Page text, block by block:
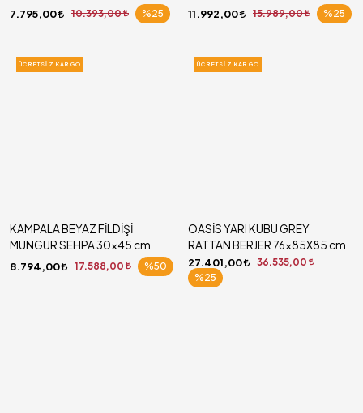
7.795,00 10.393,00 %25 11.992,00 15.989,00 %25
ÜCRETSIZ KARGO
KAMPALA BEYAZ FİLDİŞİ
MUNGUR SEHPA 30x45 cm
8.794,00 17.588,00 %50
ÜCRETSIZ KARGO
OASİS YARI KUBU GREY
RATTAN BERJER 76x85X85 cm
27.401,00
36.535,00
%25